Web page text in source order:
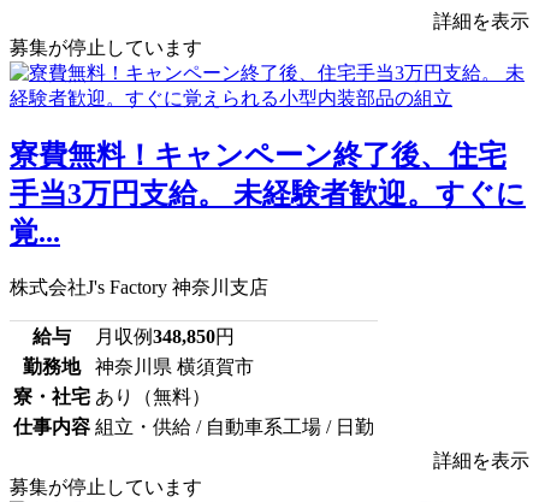
詳細を表示
募集が停止しています
寮費無料！キャンペーン終了後、住宅
手当3万円支給。 未経験者歓迎。すぐに
覚...
株式会社J's Factory 神奈川支店
給与 月収例348,850円
勤務地
神奈川県 横須賀市
寮・社宅 あり（無料）
仕事内容 組立・供給 / 自動車系工場 / 日勤
詳細を表示
募集が停止しています